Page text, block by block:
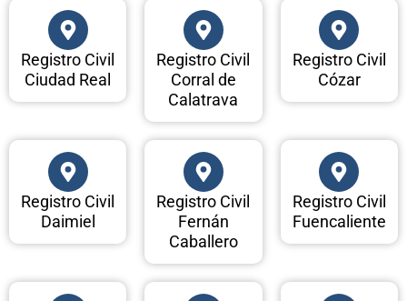
Registro Civil
Ciudad Real
Registro Civil
Corral de
Calatrava
Registro Civil
Cózar
Registro Civil
Daimiel
Registro Civil
Fernán
Caballero
Registro Civil
Fuencaliente